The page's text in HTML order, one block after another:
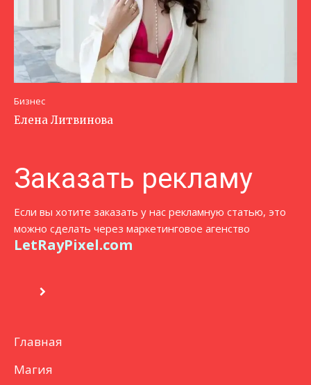
Бизнес
Елена Литвинова
Заказать рекламу
Если вы хотите заказать у нас рекламную статью, это
можно сделать через маркетинговое агенство
LetRayPixel.com
Главная
Магия